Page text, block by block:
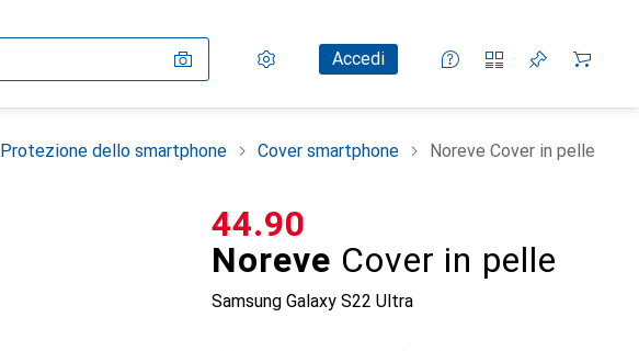
Impostazioni
Conto clienteAccedi
Liste di confronto
Liste dei desideri
Carrello
Protezione dello smartphone Cover smartphone Noreve Cover in pelle
Noreve Cover in pelle
Samsung Galaxy S22 Ultra
CHF
44.90